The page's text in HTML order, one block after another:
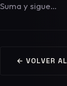
Suma y sigue…
← VOLVER